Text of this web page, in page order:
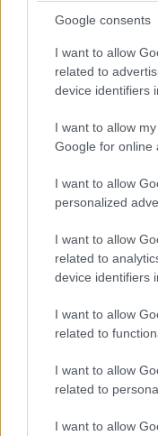
Google consents
I want to allow
related to
device identifiers
I want to allow
Google for online
I want to allow
personalized
I want to allow
related to
device identifiers
I want to allow
related to
I want to allow
related to
I want to allow
16 Ιουνίου 2022, 4:03 μμ
σε "Ελλάδα"
και μάθετε